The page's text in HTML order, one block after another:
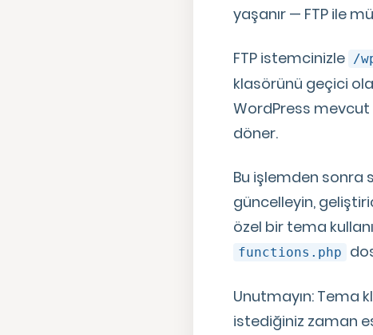
yaşanır — FTP ile
FTP istemcinizle /
klasörünü geçici
WordPress
döner.
Bu işlemden sonra
güncelleyin,
özel bir tema
functions.php
Unutmayın: Tema
istediğiniz zaman